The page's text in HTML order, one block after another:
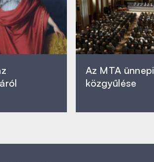
Az MTA ünnepi
közgyűlése